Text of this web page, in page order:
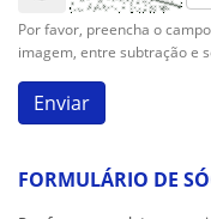
Por favor, preencha o
imagem, entre subtração e
FORMULÁRIO DE